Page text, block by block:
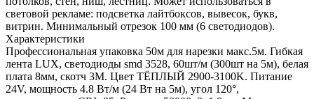
световой рекламе: подсветка лайтбоксов, вывесок, букв,
витрин. Минимальный отрезок 100 мм (6 светодиодов).
Характеристики
Профессиональная упаковка 50м для нарезки макс.5м. Гибкая
лента LUX, светодиоды smd 3528, 60шт/м (300шт на 5м), белая
плата 8мм, скотч 3М. Цвет ТЁПЛЫЙ 2900-3100K. Питание
24V, мощность 4.8 Вт/м (24 Вт на 5м), угол 120°,